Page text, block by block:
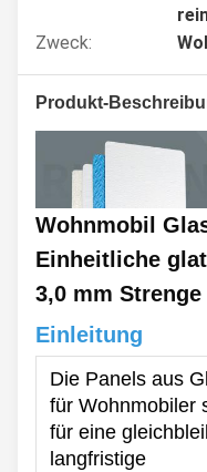
Zweck:
Produkt-
Wohnmobil
Einheitliche
3,0 mm
Einleitung
Die Panels aus
für Wohnmobiler
für eine
langfristige